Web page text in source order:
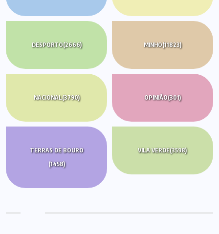
DESPORTO(2666) MINHO(11823)
NACIONAL(3790) OPINIÃO(301)
TERRAS DE BOURO
(1458)
VILA VERDE(3598)